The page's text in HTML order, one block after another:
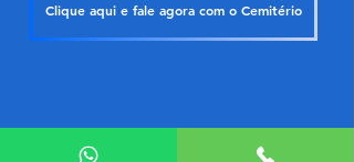
Clique aqui e fale agora com o Cemitério